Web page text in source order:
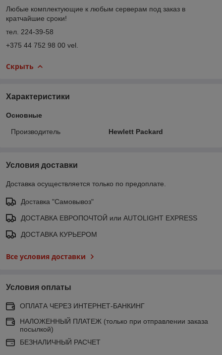
Любые комплектующие к любым серверам под заказ в
кратчайшие сроки!
тел. 224-39-58
+375 44 752 98 00 vel.
Скрыть
Характеристики
Основные
Производитель Hewlett Packard
Условия доставки
Доставка осуществляется только по предоплате.
Доставка "Самовывоз"
ДОСТАВКА ЕВРОПОЧТОЙ или AUTOLIGHT EXPRESS
ДОСТАВКА КУРЬЕРОМ
Все условия доставки
Условия оплаты
ОПЛАТА ЧЕРЕЗ ИНТЕРНЕТ-БАНКИНГ
НАЛОЖЕННЫЙ ПЛАТЕЖ (только при отправлении заказа
посылкой)
БЕЗНАЛИЧНЫЙ РАСЧЕТ